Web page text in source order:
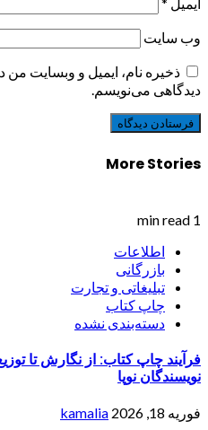
وب‌ سایت
ذخیره نام، ایمیل و وبسایت من
دیدگاهی می‌نویسم.
More Stories
1 min read
اطلاعات
بازرگانی
تبلیغاتی و تجارت
چاپ کتاب
دسته‌بندی نشده
فرآیند چاپ کتاب: از نگارش تا
نویسندگان نوپا
فوریه 18, 2026 kamalia